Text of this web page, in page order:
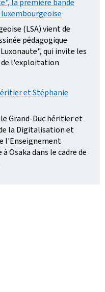
la première bande
(LSA) vient de
pédagogique
qui invite les
de l'exploitation
et Stéphanie
le Grand-Duc héritier et
la Digitalisation et
l'Enseignement
Osaka dans le cadre de